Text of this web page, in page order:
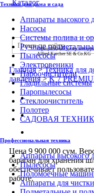
Официальный дилер
Alfred Karcher SE & Co.KG
Каталог
Техника для дома и сада
Аппараты высокого
Насосы
Системы полива и
Ручные
Пылесосы
Электровеники
Пароочистители
Гладильные системы
Паропылесосы
Стеклоочиститель
Полотер
САДОВАЯ
Профессиональная техника
Аппараты высокого
Пылесосы
Поломоечные
Аппараты для
Главная>Техника для
давления>K 7
Цена 9 900 000 сум.
барабан для хранения
обеспечивает
работе.